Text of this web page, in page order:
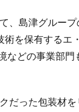
、島津グルー
を保有するエ
などの事業部
だった包装材